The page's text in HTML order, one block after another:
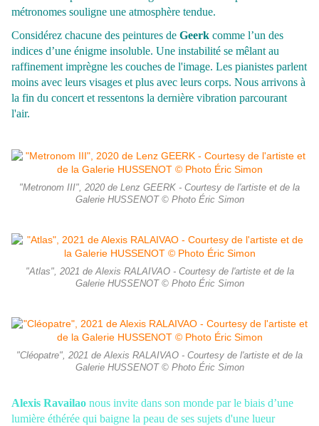
métronomes souligne une atmosphère tendue.
Considérez chacune des peintures de Geerk comme l’un des
indices d’une énigme insoluble. Une instabilité se mêlant au
raffinement imprègne les couches de l'image. Les pianistes parlent
moins avec leurs visages et plus avec leurs corps. Nous arrivons à
la fin du concert et ressentons la dernière vibration parcourant
l'air.
"Metronom III", 2020 de Lenz GEERK - Courtesy de l'artiste et de la
Galerie HUSSENOT © Photo Éric Simon
"Atlas", 2021 de Alexis RALAIVAO - Courtesy de l'artiste et de la
Galerie HUSSENOT © Photo Éric Simon
"Cléopatre", 2021 de Alexis RALAIVAO - Courtesy de l'artiste et de la
Galerie HUSSENOT © Photo Éric Simon
Alexis Ravailao nous invite dans son monde par le biais d’une
lumière éthérée qui baigne la peau de ses sujets d'une lueur